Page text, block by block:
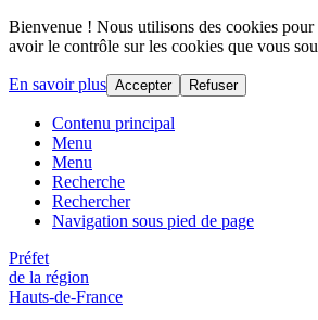
Bienvenue ! Nous utilisons des cookies
avoir le contrôle sur les cookies que vous
En savoir plus Accepter Refuser
Contenu principal
Menu
Menu
Recherche
Rechercher
Navigation sous pied de page
Préfet
de la région
Hauts-de-France